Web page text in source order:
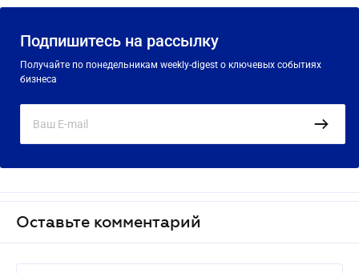
Подпишитесь на рассылку
Получайте по понедельникам weekly-digest о ключевых событиях
бизнеса
Оставьте комментарий